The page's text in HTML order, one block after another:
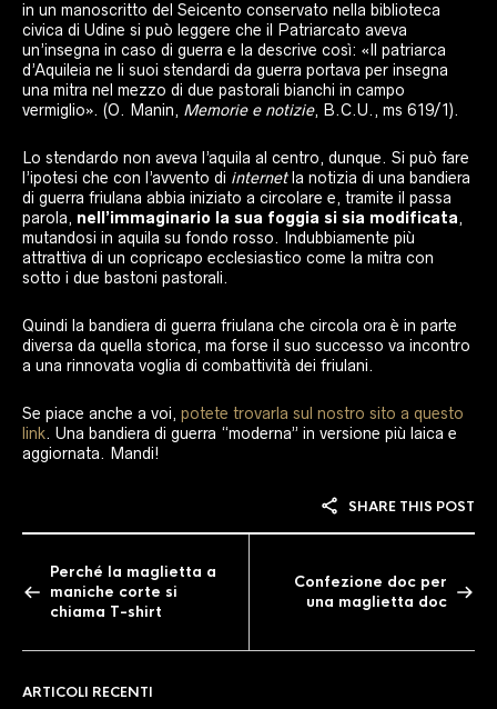
in un manoscritto del Seicento conservato nella biblioteca
civica di Udine si può leggere che il Patriarcato aveva
un’insegna in caso di guerra e la descrive così: «Il patriarca
d’Aquileia ne li suoi stendardi da guerra portava per insegna
una mitra nel mezzo di due pastorali bianchi in campo
vermiglio». (O. Manin, Memorie e notizie, B.C.U., ms 619/1).
Lo stendardo non aveva l’aquila al centro, dunque. Si può fare
l’ipotesi che con l’avvento di internetla notizia di una bandiera
di guerra friulana abbia iniziato a circolare e, tramite il passa
parola, nell’immaginario la sua foggia si sia modificata,
mutandosi in aquila su fondo rosso. Indubbiamente più
attrattiva di un copricapo ecclesiastico come la mitra con
sotto i due bastoni pastorali.
Quindi la bandiera di guerra friulana che circola ora è in parte
diversa da quella storica, ma forse il suo successo va incontro
a una rinnovata voglia di combattività dei friulani.
Se piace anche a voi, potete trovarla sul nostro sito a questo
link. Una bandiera di guerra “moderna” in versione più laica e
aggiornata. Mandi!
SHARE THIS POST
Perché la maglietta a
maniche corte si
chiama T-shirt
Confezione doc per
una maglietta doc
ARTICOLI RECENTI